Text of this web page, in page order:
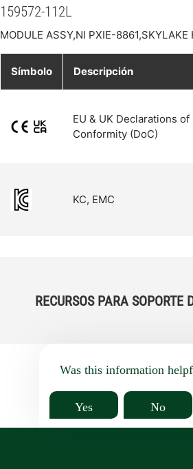
159572-112L
MODULE ASSY,NI PXIE-8861,SKYLAKE
Símbolo Descripción
EU & UK Declarations of
Conformity (DoC)
KC, EMC
RECURSOS PARA SOPORTE
Was this information
Yes No